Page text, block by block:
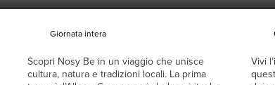
Giornata intera
Scopri Nosy Be in un viaggio che unisce
cultura, natura e tradizioni locali. La prima
Vivi